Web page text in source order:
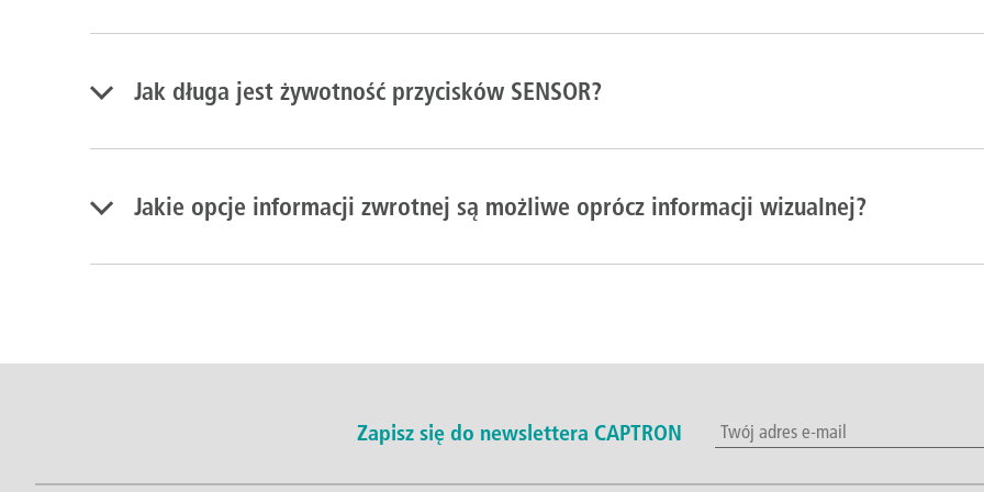
Jak długa jest żywotność przycisków SENSOR?
Jakie opcje informacji zwrotnej są możliwe oprócz informacji wizualnej?
Zapisz się do newslettera CAPTRON